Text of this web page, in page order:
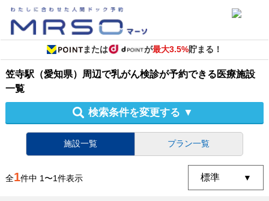
または が最大3.5%貯まる！
笠寺駅（愛知県）周辺で乳がん検診が予約できる医療施設
一覧
検索条件を変更する ▼
施設一覧 プラン一覧
全1件中 1〜1件表示